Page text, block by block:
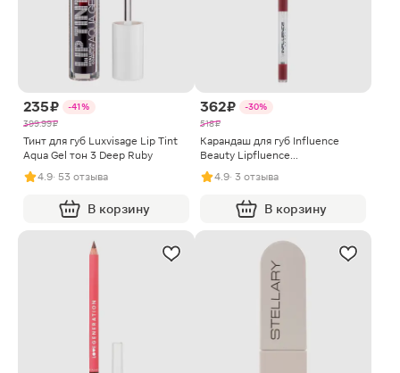
235 ₽
-41%
399.99 ₽
Тинт для губ Luxvisage Lip Tint
Aqua Gel тон 3 Deep Ruby
4.9· 53 отзыва
В корзину
362 ₽
-30%
518 ₽
Карандаш для губ Influence
Beauty Lipfluence
автоматический тон 07
4.9· 3 отзыва
В корзину